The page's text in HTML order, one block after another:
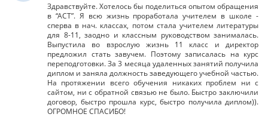
Здравствуйте. Хотелось бы поделиться опытом обращения
в “АСТ”. Я всю жизнь проработала учителем в школе -
сперва в нач. классах, потом стала учителем литературы
для 8-11, заодно и классным руководством занималась.
Выпустила во взрослую жизнь 11 класс и директор
предложил стать завучем. Поэтому записалась на курс
переподготовки. За 3 месяца удаленных занятий получила
диплом и заняла должность заведующего учебной частью.
На протяжении всего обучения никаких проблем ни с
сайтом, ни с обратной связью не было. Быстро заключили
договор, быстро прошла курс, быстро получила диплом)).
ОГРОМНОЕ СПАСИБО!